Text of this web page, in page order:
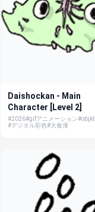
Daishockan - Main
Character [Level 2]
#2026#gifアニメーション#objkt
#デジタル彩色#大食漢